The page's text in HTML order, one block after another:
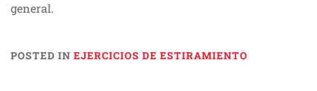
general.
POSTED IN EJERCICIOS DE ESTIRAMIENTO